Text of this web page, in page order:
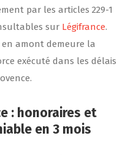
par les articles 229-1
sur Légifrance.
amont demeure la
exécuté dans les délais
: honoraires et
en 3 mois